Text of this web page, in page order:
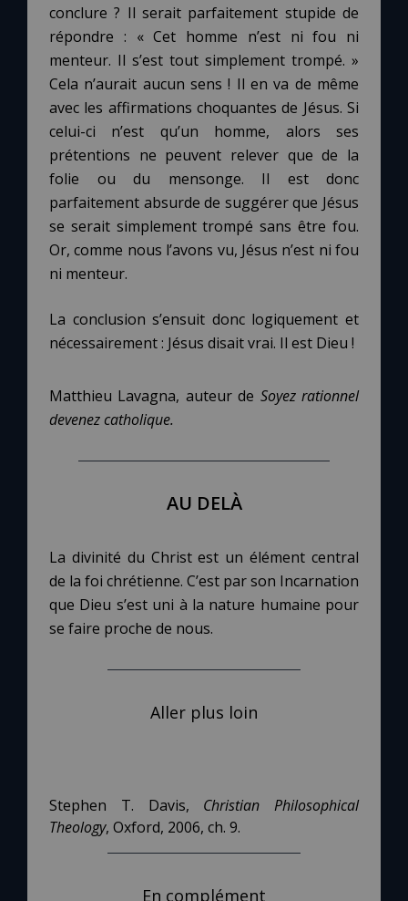
conclure ? Il serait parfaitement stupide de
répondre : « Cet homme n’est ni fou ni
menteur. Il s’est tout simplement trompé. »
Cela n’aurait aucun sens ! Il en va de même
avec les affirmations choquantes de Jésus. Si
celui-ci n’est qu’un homme, alors ses
prétentions ne peuvent relever que de la
folie ou du mensonge. Il est donc
parfaitement absurde de suggérer que Jésus
se serait simplement trompé sans être fou.
Or, comme nous l’avons vu, Jésus n’est ni fou
ni menteur.
La conclusion s’ensuit donc logiquement et
nécessairement : Jésus disait vrai. Il est Dieu !
Matthieu Lavagna, auteur de Soyez rationnel
devenez catholique.
AU DELÀ
La divinité du Christ est un élément central
de la foi chrétienne. C’est par son Incarnation
que Dieu s’est uni à la nature humaine pour
se faire proche de nous.
Aller plus loin
Stephen T. Davis, Christian Philosophical
Theology, Oxford, 2006, ch. 9.
En complément